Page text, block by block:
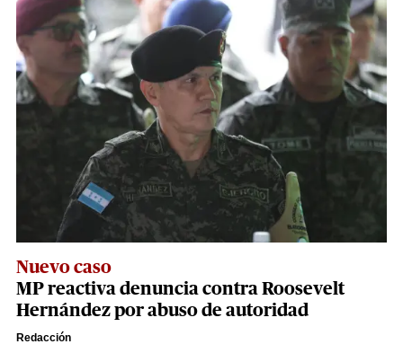
Nuevo caso
MP reactiva denuncia contra Roosevelt
Hernández por abuso de autoridad
Redacción